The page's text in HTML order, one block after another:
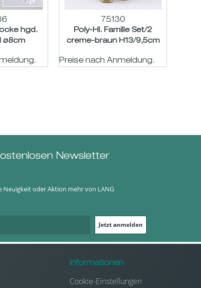
hgd.
ø8cm
75130
Poly-Hl. Familie Set/2
creme-braun H13/9,5cm
Preise nach Anmeldung.
Newsletter
Neuigkeit oder Aktion mehr von LANG
Jetzt anmelden
Informationen
Cookie-Einstellungen